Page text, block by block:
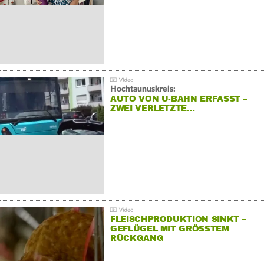
Hochtaunuskreis:
AUTO VON U-BAHN ERFASST –
ZWEI VERLETZTE…
FLEISCHPRODUKTION SINKT –
GEFLÜGEL MIT GRÖSSTEM R
ÜCKGANG